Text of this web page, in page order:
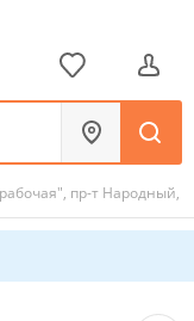
пр-т Народный,